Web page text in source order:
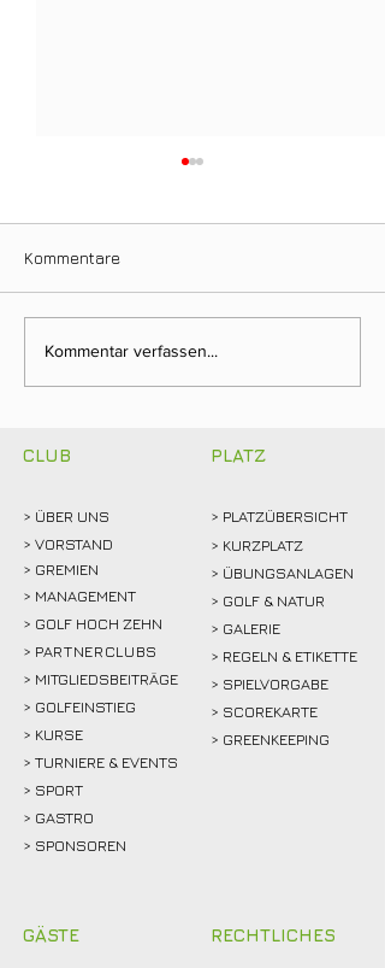
Clubmeisterschaften
Kommentare
Kommentar verfassen...
CLUB
> ÜBER UNS
> VORSTAND
> GREMIEN
> MANAGEMENT
> GOLF HOCH ZEHN
> PARTNERCLUBS
> MITGLIEDSBEITRÄGE
> GOLFEINSTIEG
> KURSE
> TURNIERE & EVENTS
> SPORT
> GASTRO
> SPONSOREN
GÄSTE
PLATZ
> PLATZÜBERSICHT
> KURZPLATZ
> ÜBUNGSANLAGEN
> GOLF & NATUR
> GALERIE
> REGELN & ETIKETTE
> SPIELVORGABE
> SCOREKARTE
> GREENKEEPING
RECHTLICHES